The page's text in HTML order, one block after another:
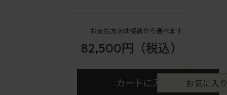
お支払方法は複数から選べます
82,500円 （税込）
カートに入れる お気に入